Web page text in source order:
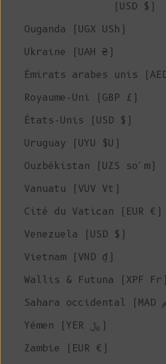
(USD $)
Ouganda (UGX USh)
Ukraine (UAH ₴)
Royaume-Uni (GBP £)
États-Unis (USD $)
Uruguay (UYU $U)
Ouzbékistan (UZS so'm)
Vanuatu (VUV Vt)
Cité du Vatican (EUR €)
Venezuela (USD $)
Vietnam (VND ₫)
Wallis & Futuna (XPF Fr)
Yémen (YER ﷼)
Zambie (EUR €)